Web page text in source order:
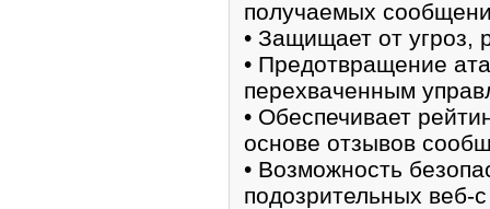
получаемых
• Защищает от угроз,
• Предотвращение
перехваченным
• Обеспечивает
основе отзывов
• Возможность
подозрительных веб-